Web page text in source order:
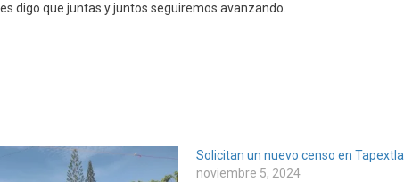
digo que juntas y juntos seguiremos avanzando.
Solicitan un nuevo censo en Tapextla
noviembre 5, 2024